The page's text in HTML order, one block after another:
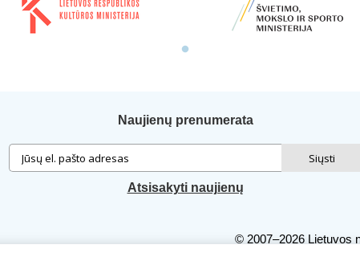
Naujienų prenumerata
Atsisakyti naujienų
© 2007–2026 Lietuvos